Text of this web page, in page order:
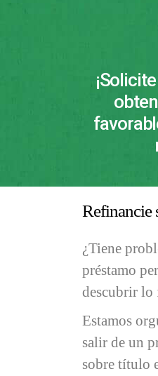
Refinancie
¿Tiene
préstamo
descubrir lo
Estamos
salir de un
sobre título